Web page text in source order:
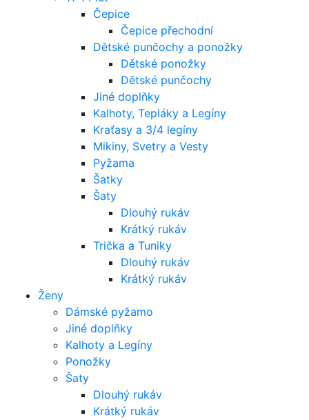
Čepice
Čepice přechodní
Dětské punčochy a ponožky
Dětské ponožky
Dětské punčochy
Jiné doplňky
Kalhoty, Tepláky a Legíny
Kraťasy a 3/4 legíny
Mikiny, Svetry a Vesty
Pyžama
Šatky
Šaty
Dlouhý rukáv
Krátký rukáv
Trička a Tuniky
Dlouhý rukáv
Krátký rukáv
Ženy
Dámské pyžamo
Jiné doplňky
Kalhoty a Legíny
Ponožky
Šaty
Dlouhý rukáv
Krátký rukáv